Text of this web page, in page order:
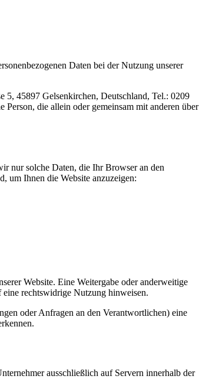
Daten bei der Nutzung unserer
5, 45897 Gelsenkirchen, Deutschland, Tel.: 0209
die allein oder gemeinsam mit anderen über
nur solche Daten, die Ihr Browser an den
um Ihnen die Website anzuzeigen:
Website. Eine Weitergabe oder anderweitige
rechtswidrige Nutzung hinweisen.
oder Anfragen an den Verantwortlichen) eine
ausschließlich auf Servern innerhalb der